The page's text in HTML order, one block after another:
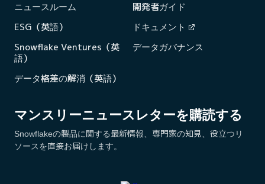
マンスリーニュースレターを購読する
Snowflakeの製品に関する最新情報、専門家の知見、役立つリ
ソースを直接お届けします。
ニュースルーム
ESG（英語）
Snowflake Ventures（英
語）
データ格差の解消（英語）
開発者ガイド
ドキュメント
データガバナンス